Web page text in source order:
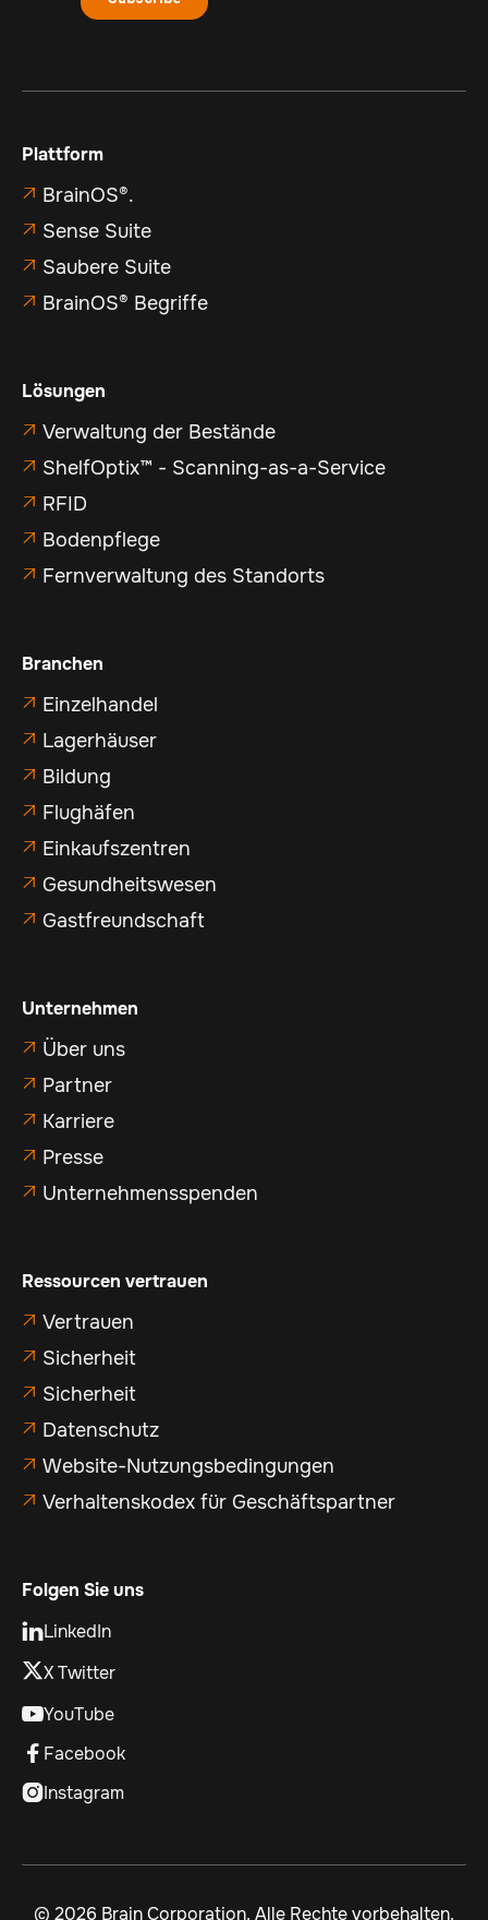
Plattform
 BrainOS®.
 Sense Suite
 Saubere Suite
 BrainOS® Begriffe
Lösungen
 Verwaltung der Bestände
 ShelfOptix™ - Scanning-as-a-Service
 RFID
 Bodenpflege
 Fernverwaltung des Standorts
Branchen
 Einzelhandel
 Lagerhäuser
 Bildung
 Flughäfen
 Einkaufszentren
 Gesundheitswesen
 Gastfreundschaft
Unternehmen
 Über uns
 Partner
 Karriere
 Presse
 Unternehmensspenden
Ressourcen vertrauen
 Vertrauen
 Sicherheit
 Sicherheit
 Datenschutz
 Website-Nutzungsbedingungen
 Verhaltenskodex für Geschäftspartner
Folgen Sie uns
LinkedIn
X Twitter
YouTube
 Facebook
Instagram
© 2026 Brain Corporation. Alle Rechte vorbehalten.